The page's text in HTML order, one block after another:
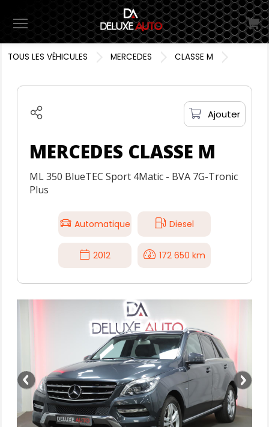
TOUS LES VÉHICULES MERCEDES CLASSE M
Ajouter
MERCEDES CLASSE M
ML 350 BlueTEC Sport 4Matic - BVA 7G-Tronic
Plus
Automatique Diesel
2012 172 650 km